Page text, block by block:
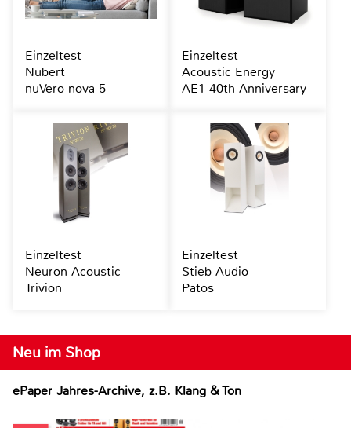
Neu im Shop
ePaper Jahres-Archive, z.B. Klang & Ton
Einzeltest
Nubert
nuVero nova 5
Einzeltest
Acoustic Energy
AE1 40th Anniversary
Einzeltest
Neuron Acoustic
Trivion
Einzeltest
Stieb Audio
Patos